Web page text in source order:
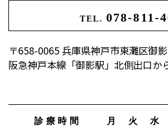
TEL. 078-811-
〒658-0065 兵庫県神戸市東灘区御
阪急神戸本線「御影駅」北側出口か
診療時間 月 火 水